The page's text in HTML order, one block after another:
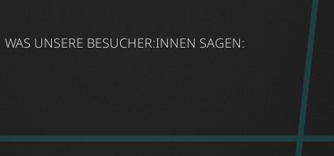
WAS UNSERE BESUCHER:INNEN SAGEN: